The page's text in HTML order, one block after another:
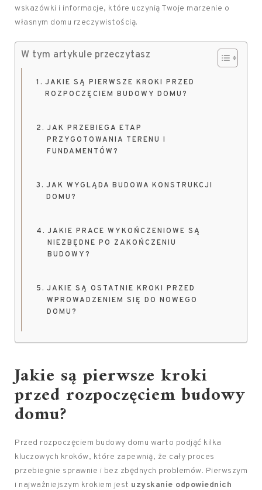
wskazówki i informacje, które uczynią Twoje marzenie o
własnym domu rzeczywistością.
W tym artykule przeczytasz
JAKIE SĄ PIERWSZE KROKI PRZED
ROZPOCZĘCIEM BUDOWY DOMU?
JAK PRZEBIEGA ETAP
PRZYGOTOWANIA TERENU I
FUNDAMENTÓW?
JAK WYGLĄDA BUDOWA KONSTRUKCJI
DOMU?
JAKIE PRACE WYKOŃCZENIOWE SĄ
NIEZBĘDNE PO ZAKOŃCZENIU
BUDOWY?
JAKIE SĄ OSTATNIE KROKI PRZED
WPROWADZENIEM SIĘ DO NOWEGO
DOMU?
Jakie są pierwsze kroki
przed rozpoczęciem budowy
domu?
Przed rozpoczęciem budowy domu warto podjąć kilka
kluczowych kroków, które zapewnią, że cały proces
przebiegnie sprawnie i bez zbędnych problemów. Pierwszym
i najważniejszym krokiem jest uzyskanie odpowiednich